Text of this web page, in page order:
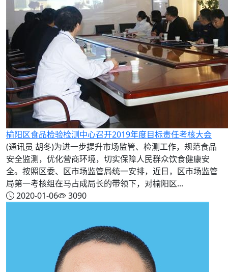
榆阳区食品检验检测中心召开2019年度目标责任考核大会
(通讯员 胡冬)为进一步提升市场监管、检测工作，规范食品
安全监测，优化营商环境，切实保障人民群众饮食健康安
全。按照区委、区市场监管局统一安排，近日，区市场监管
局第一考核组在马占成局长的带领下，对榆阳区...
2020-01-06
3090